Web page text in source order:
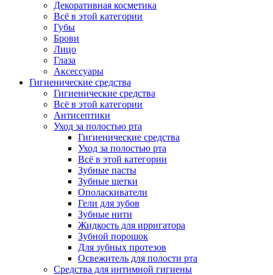
Декоративная косметика
Всё в этой категории
Губы
Брови
Лицо
Глаза
Аксессуары
Гигиенические средства
Гигиенические средства
Всё в этой категории
Антисептики
Уход за полостью рта
Гигиенические средства
Уход за полостью рта
Всё в этой категории
Зубные пасты
Зубные щетки
Ополаскиватели
Гели для зубов
Зубные нити
Жидкость для ирригатора
Зубной порошок
Для зубных протезов
Освежитель для полости рта
Средства для интимной гигиены